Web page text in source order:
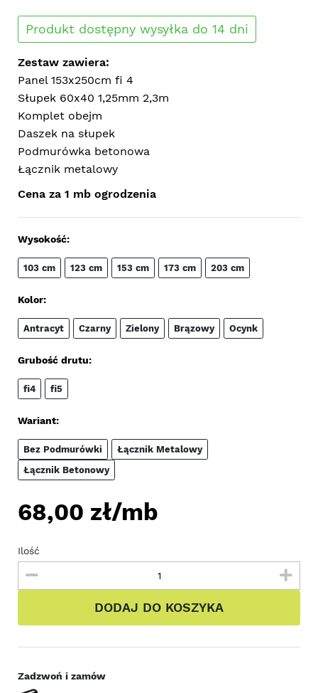
Produkt dostępny wysyłka do 14 dni
Zestaw zawiera:
Panel 153x250cm fi 4
Słupek 60x40 1,25mm 2,3m
Komplet obejm
Daszek na słupek
Podmurówka betonowa
Łącznik metalowy
Cena za 1 mb ogrodzenia
Wysokość:
103 cm 123 cm 153 cm 173 cm 203 cm
Kolor:
Antracyt Czarny Zielony Brązowy Ocynk
Grubość drutu:
fi4 fi5
Wariant:
Bez Podmurówki
Łącznik Metalowy
Łącznik Betonowy
68,00 zł/mb
Ilość
DODAJ DO KOSZYKA
Zadzwoń i zamów